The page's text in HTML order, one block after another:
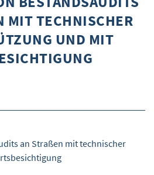
SICHER GESTALTEN
TECHNISCHER U
UND MIT O
an Straßen mit technischer